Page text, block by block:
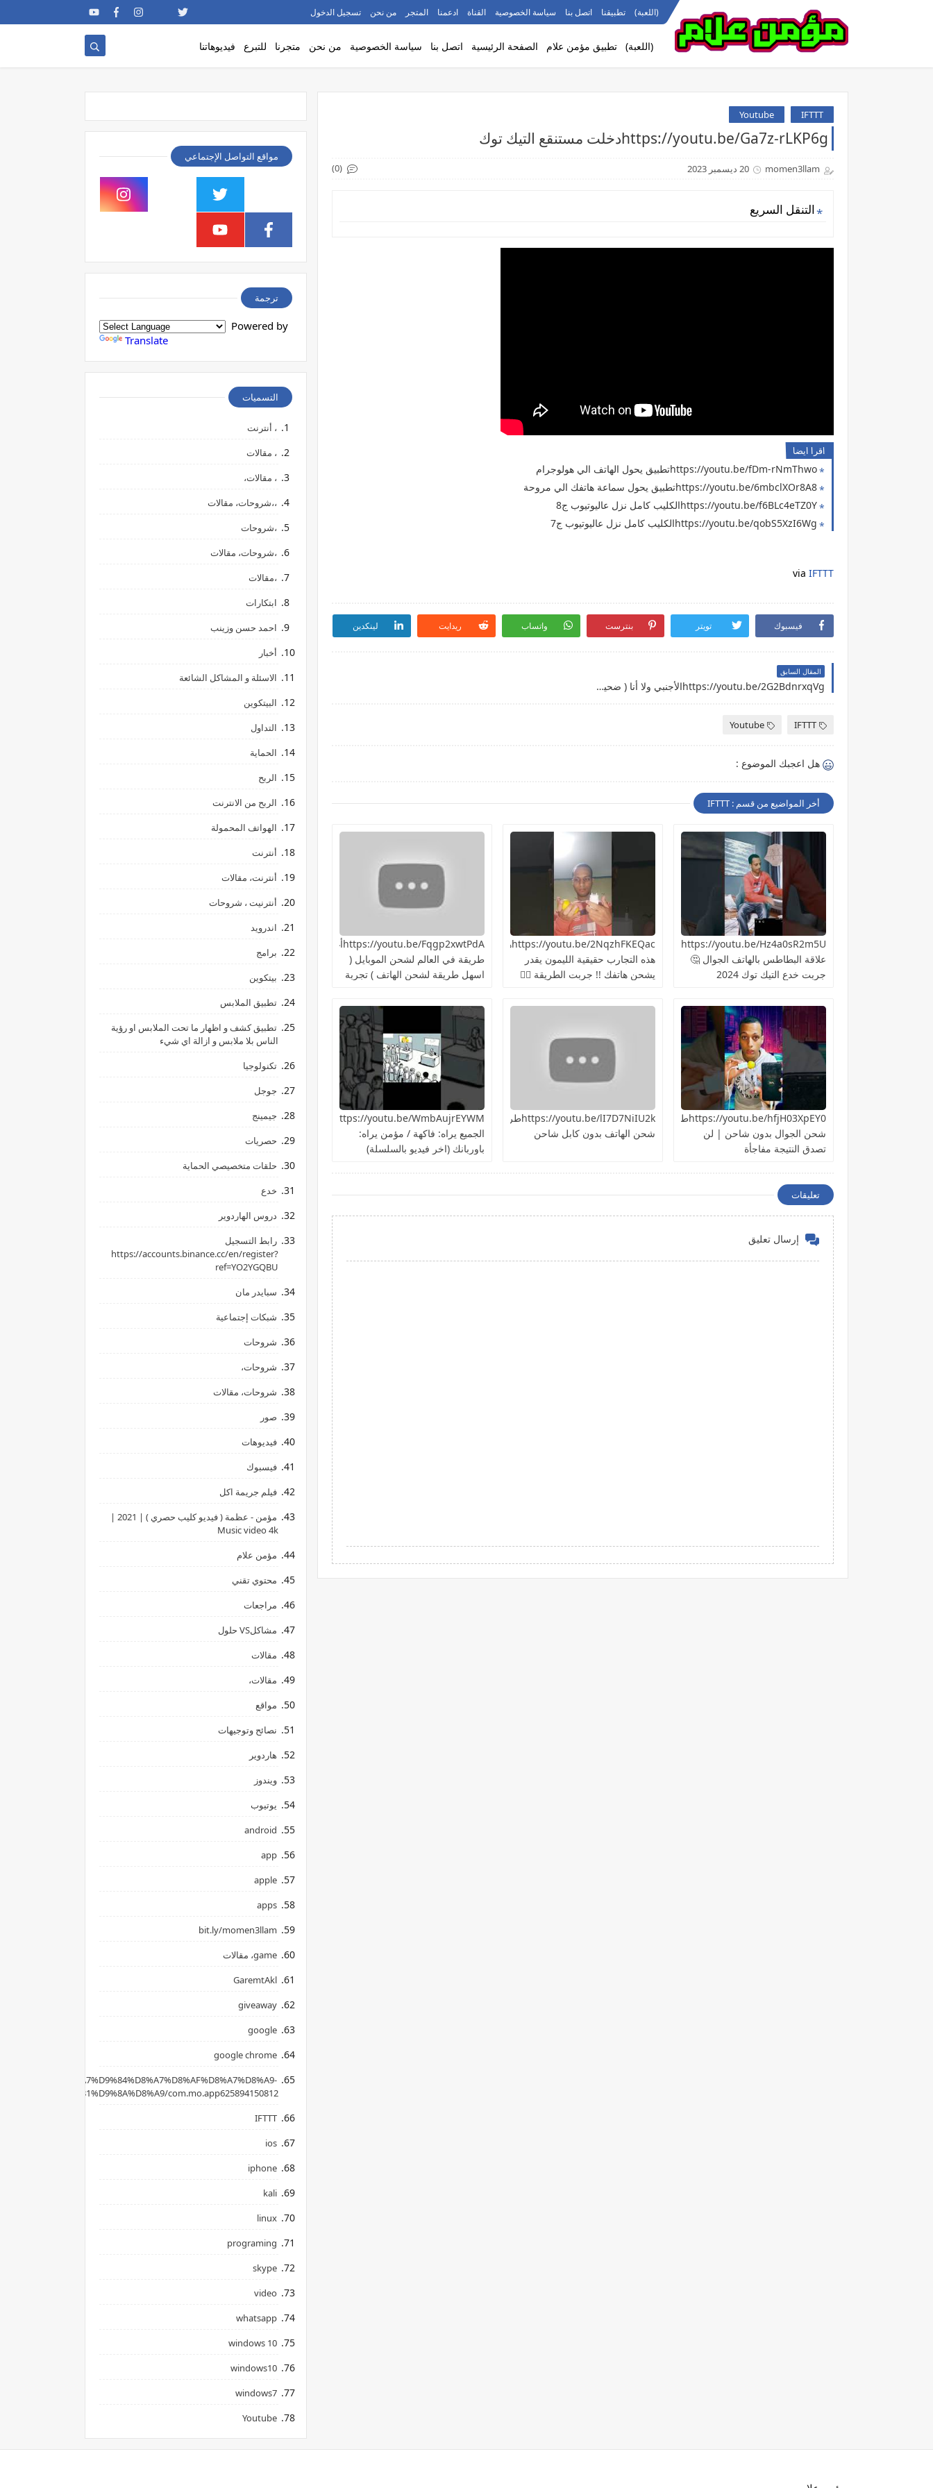
(اللعبة) تطبيقنا اتصل بنا سياسة الخصوصية القناة ادعمنا المتجر من نحن تسجيل الدخول
(اللعبة) تطبيق مؤمن علام الصفحة الرئيسية اتصل بنا سياسة الخصوصية من نحن متجرنا للتبرع فيديوهاتنا
IFTTT
Youtube
https://youtu.be/Ga7z-rLKP6gدخلت مستنقع التيك توك
momen3llam 20 ديسمبر 2023 (0)
التنقل السريع
اقرا ايضا
https://youtu.be/fDm-rNmThwoتطبيق يحول الهاتف الي هولوجرام
https://youtu.be/6mbclXOr8A8تطبيق يحول سماعة هاتفك الي مروحة
https://youtu.be/f6BLc4eTZ0Yالكليب كامل نزل عاليوتيوب ج8
https://youtu.be/qobS5XzI6Wgالكليب كامل نزل عاليوتيوب ج7
via IFTTT
فيسبوك تويتر بنترست واتساب ريدايت لينكدين
المقال السابق
https://youtu.be/2G2BdnrxqVgالأجنبي ولا أنا ( ضحيت بحياتي عشان الفيديو )
IFTTT
Youtube
هل اعجبك الموضوع :
أخر المواضيع من قسم : IFTTT
علاقة البطاطس بالهاتف الجوال 🤔
جربت خدع التيك توك 2024
https://youtu.be/2NqzhFKEQacهل
هذه التجارب حقيقية الليمون يقدر
يشحن هاتفك !! جربت الطريقة 👍🏻
https://youtu.be/Fqgp2xwtPdAأغرب
طريقة في العالم لشحن الموبايل (
اسهل طريقة لشحن الهاتف ) تجربة
https://youtu.be/hfjH03XpEY0طريقة
شحن الجوال بدون شاحن | لن
تصدق النتيجة مفاجأة
https://youtu.be/lI7D7NiIU2kطريقة
شحن الهاتف بدون كابل شاحن
الجميع يراه: فاكهة / مؤمن يراه:
باوربانك (اخر فيديو بالسلسلة)
تعليقات
إرسال تعليق
مواقع التواصل الإجتماعي
ترجمة
Powered by
Translate
التسميات
، أنترنت
، مقالات
، مقالات،
،،شروحات، مقالات
،شروحات
،شروحات، مقالات
،مقالات
ابتكارات
احمد حسن وزينب
أخبار
الاسئلة و المشاكل الشائعة
البيتكوين
التداول
الحماية
الربح
الربح من الانترنت
الهواتف المحمولة
أنترنت
أنترنت، مقالات
أنترنيت ، شروحات
اندرويد
برامج
بيتكوين
تطبيق الملابس
تطبيق كشف و اظهار ما تحت الملابس او رؤية
الناس بلا ملابس و ازالة اي شيء
تكنولوجيا
جوجل
جيمينج
حصريات
حلقات متخصيصي الحماية
خدع
دروس الهاردوير
رابط ‏التسجيل
‏https://accounts.binance.cc/en/register?
ref=YO2YGQBU ‏
سبايدر مان
شبكات إجتماعية
شروحات
شروحات،
شروحات، مقالات
صور
فيديوهات
فيسبوك
فيلم جريمة اكل
مؤمن - عظمة ( فيديو كليب حصري ) | 2021 |
Music video 4k
مؤمن علام
محتوي تقني
مراجعات
مشاكلVS حلول
مقالات
مقالات،
مواقع
نصائح وتوجيهات
هاردوير
ويندوز
يوتيوب
android
app
apple
apps
bit.ly/momen3llam
game، مقالات
GaremtAkl
giveaway
google
google chrome
ar/%D8%A7%D9%84%D8%A7%D8%AF%D8%A7%D8%A9-
com.mo.app625894150812
IFTTT
ios
iphone
kali
linux
programing
skype
video
whatsapp
windows 10
windows10
windows7
Youtube